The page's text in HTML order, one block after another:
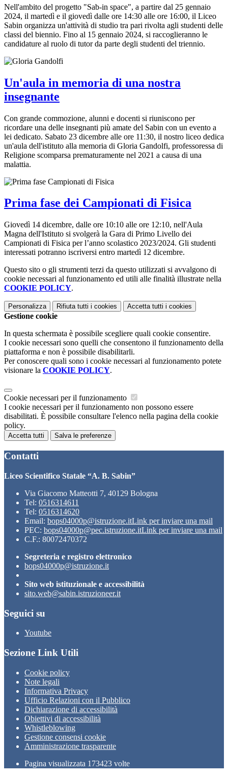
Nell'ambito del progetto "Sab-in space", a partire dal 25 gennaio
2024, il martedì e il giovedì dalle ore 14:30 alle ore 16:00, il Liceo
Sabin organizza un'attività di studio tra pari rivolta agli studenti delle
classi del biennio. Fino al 15 gennaio 2024, si raccoglieranno le
candidature al ruolo di tutor da parte degli studenti del triennio.
Un'aula in memoria di una nostra
insegnante
Con grande commozione, alunni e docenti si riuniscono per
ricordare una delle insegnanti più amate del Sabin con un evento a
lei dedicato. Sabato 23 dicembre alle ore 11:30, il nostro liceo dedica
un'aula dell'istituto alla memoria di Gloria Gandolfi, professoressa di
Religione scomparsa prematuramente nel 2021 a causa di una
malattia.
Prima fase dei Campionati di Fisica
Giovedì 14 dicembre, dalle ore 10:10 alle ore 12:10, nell'Aula
Magna dell'Istituto si svolgerà la Gara di Primo Livello dei
Campionati di Fisica per l’anno scolastico 2023/2024. Gli studenti
interessati potranno iscriversi entro martedì 12 dicembre.
Questo sito o gli strumenti terzi da questo utilizzati si avvalgono di
cookie necessari al funzionamento ed utili alle finalità illustrate nella
COOKIE POLICY.
Personalizza Rifiuta tutti i cookies Accetta tutti i cookies
Gestione cookie
In questa schermata è possibile scegliere quali cookie consentire.
I cookie necessari sono quelli che consentono il funzionamento della
piattaforma e non è possibile disabilitarli.
Per conoscere quali sono i cookie necessari al funzionamento potete
visionare la COOKIE POLICY.
Cookie necessari per il funzionamento
I cookie necessari per il funzionamento non possono essere
disabilitati. È possibile consultare l'elenco nella pagina della cookie
policy.
Accetta tutti Salva le preferenze
Contatti
Liceo Scientifico Statale “A. B. Sabin”
Via Giacomo Matteotti 7, 40129 Bologna
Tel: 0516314611
Tel: 0516314620
Email: bops04000p@istruzione.itLink per inviare una mail
PEC: bops04000p@pec.istruzione.itLink per inviare una mail
C.F.: 80072470372
Segreteria e registro elettronico
bops04000p@istruzione.it
Sito web istituzionale e accessibilità
sito.web@sabin.istruzioneer.it
Seguici su
Youtube
Sezione Link Utili
Cookie policy
Note legali
Informativa Privacy
Ufficio Relazioni con il Pubblico
Dichiarazione di accessibilità
Obiettivi di accessibilità
Whistleblowing
Gestione consensi cookie
Amministrazione trasparente
Pagina visualizzata 173423 volte